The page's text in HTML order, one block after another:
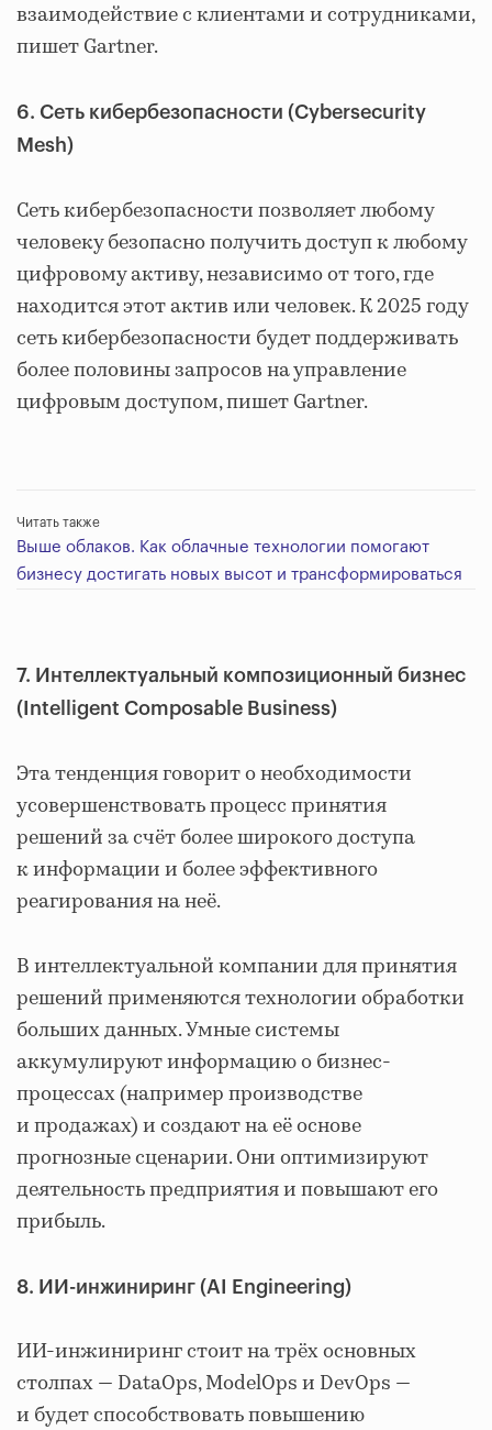
взаимодействие с клиентами и сотрудниками,
пишет Gartner.
6. Сеть кибербезопасности (Cybersecurity
Mesh)
Сеть кибербезопасности позволяет любому
человеку безопасно получить доступ к любому
цифровому активу, независимо от того, где
находится этот актив или человек. К 2025 году
сеть кибербезопасности будет поддерживать
более половины запросов на управление
цифровым доступом, пишет Gartner.
Читать также
Выше облаков. Как облачные технологии помогают
бизнесу достигать новых высот и трансформироваться
7. Интеллектуальный композиционный бизнес
(Intelligent Composable Business)
Эта тенденция говорит о необходимости
усовершенствовать процесс принятия
решений за счёт более широкого доступа
к информации и более эффективного
реагирования на неё.
В интеллектуальной компании для принятия
решений применяются технологии обработки
больших данных. Умные системы
аккумулируют информацию о бизнес-
процессах (например производстве
и продажах) и создают на её основе
прогнозные сценарии. Они оптимизируют
деятельность предприятия и повышают его
прибыль.
8. ИИ-инжиниринг (AI Engineering)
ИИ-инжиниринг стоит на трёх основных
столпах — DataOps, ModelOps и DevOps —
и будет способствовать повышению